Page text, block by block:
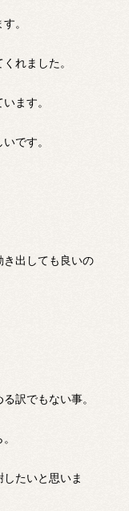
。
れました。
ます。
です。
き出しても良いの
訳でもない事。
たいと思いま